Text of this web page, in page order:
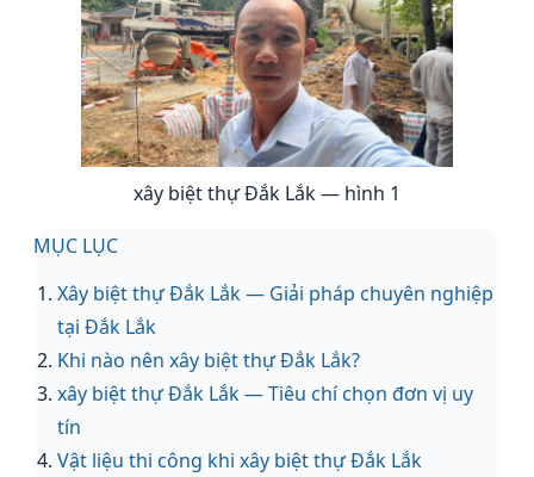
xây biệt thự Đắk Lắk — hình 1
MỤC LỤC
Xây biệt thự Đắk Lắk — Giải pháp chuyên nghiệp
tại Đắk Lắk
Khi nào nên xây biệt thự Đắk Lắk?
xây biệt thự Đắk Lắk — Tiêu chí chọn đơn vị uy
tín
Vật liệu thi công khi xây biệt thự Đắk Lắk